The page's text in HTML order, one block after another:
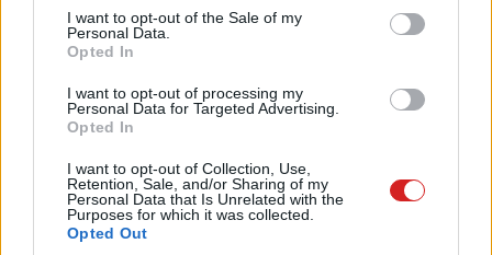
consent section.
I want to opt-out of the Sale of my
Personal Data.
Opted In
I want to opt-out of processing my
Personal Data for Targeted Advertising.
Opted In
I want to opt-out of Collection, Use,
Retention, Sale, and/or Sharing of my
Personal Data that Is Unrelated with the
Purposes for which it was collected.
Opted Out
kapcsolatos szabadalmat, amely lehetővé tette volna,
hogy a játékosok kihagyhassák a különösen nehéz vagy
elképzelés egy kis robot volt, amely egy adott karakter
mozdulatait másolta volna a való életben.
Február 6-án a Sony egy újabb szabadalmat nyújtott be,
amely egy "beszélgető digitális asszisztenst" ír le. Ez a
rendszer lehetővé tenné, hogy a játékosok kérdéseket